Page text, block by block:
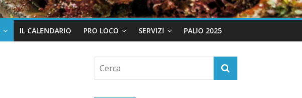
IL CALENDARIO PRO LOCO SERVIZI PALIO 2025